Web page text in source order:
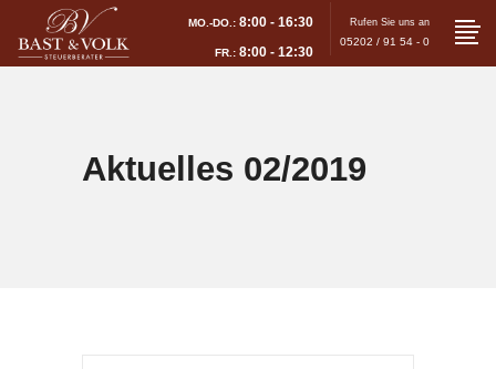
MO.-DO.: 8:00 - 16:30
FR.: 8:00 - 12:30
Rufen Sie uns an
05202 / 91 54 - 0
Aktuelles 02/2019